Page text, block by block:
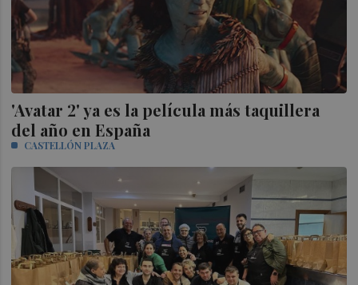
'Avatar 2' ya es la película más taquillera
del año en España
CASTELLÓN PLAZA